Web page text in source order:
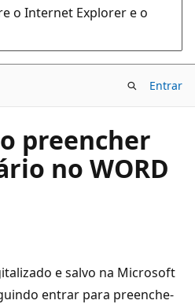
o Internet Explorer e o
Entrar
preencher
no WORD
e salvo na Microsoft
entrar para preenche-